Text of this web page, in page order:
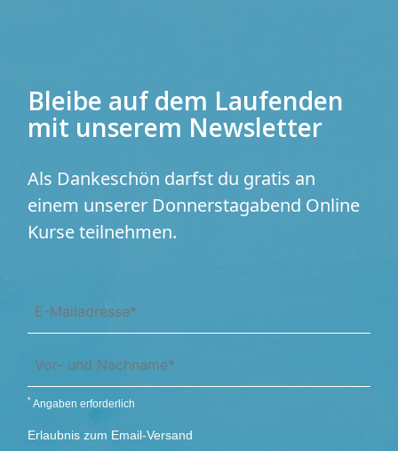
Bleibe auf dem Laufenden
mit unserem Newsletter
Als Dankeschön darfst du gratis an
einem unserer Donnerstagabend Online
Kurse teilnehmen.
* Angaben erforderlich
Erlaubnis zum Email-Versand